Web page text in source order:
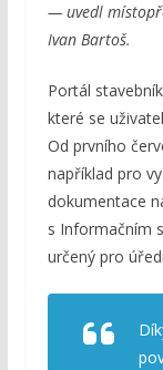
— uvedl
Ivan Bartoš.
Portál
které se
Od prvního
například pro
dokumentace
s Informačním
určený pro